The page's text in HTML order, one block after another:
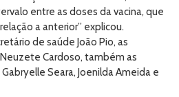
entre as doses da vacina, que
a anterior” explicou.
de saúde João Pio, as
Cardoso, também as
Seara, Joenilda Ameida e